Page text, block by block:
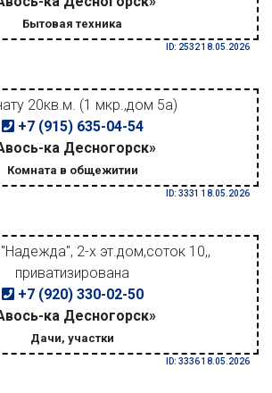
Бытовая техника
ID: 2532 18.05.2026
20кв.м. (1 мкр.,дом 5а)
+7 (915) 635-04-54
ка Десногорск»
Комната в общежитии
ID: 3331 18.05.2026
2-х эт.дом,соток 10,,
приватизирована
+7 (920) 330-02-50
ка Десногорск»
Дачи, участки
ID: 3336 18.05.2026